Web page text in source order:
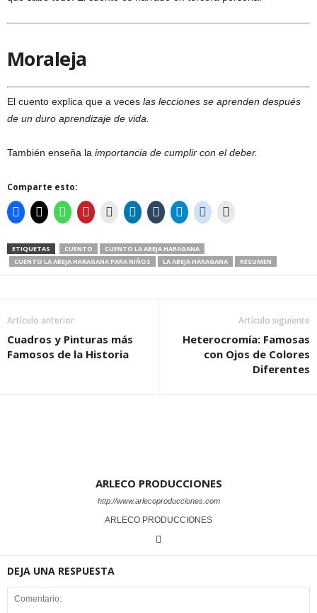
Moraleja
El cuento explica que a veces las lecciones se aprenden después
de un duro aprendizaje de vida.
También enseña la importancia de cumplir con el deber.
Comparte esto:
ETIQUETAS CUENTO
CUENTO LA ABEJA HARAGANA
CUENTO LA ABEJA HARAGANA PARA NIÑOS
LA ABEJA HARAGANA RESUMEN
Artículo anterior
Cuadros y Pinturas más
Famosos de la Historia
Artículo siguiente
Heterocromía: Famosas
con Ojos de Colores
Diferentes
ARLECO PRODUCCIONES
http://www.arlecoproducciones.com
ARLECO PRODUCCIONES
DEJA UNA RESPUESTA